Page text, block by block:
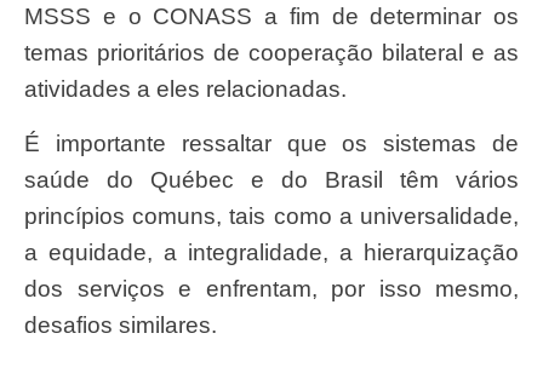
MSSS e o CONASS a fim de determinar os
temas prioritários de cooperação bilateral e as
atividades a eles relacionadas.
É importante ressaltar que os sistemas de
saúde do Québec e do Brasil têm vários
princípios comuns, tais como a universalidade,
a equidade, a integralidade, a hierarquização
dos serviços e enfrentam, por isso mesmo,
desafios similares.